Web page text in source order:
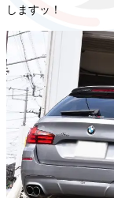
しますッ！